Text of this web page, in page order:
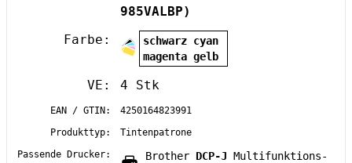
985VALBP)
Farbe:
schwarz cyan
magenta gelb
VE: 4 Stk
EAN / GTIN:
4250164823991
Produkttyp:
Tintenpatrone
Passende Drucker:
Brother DCP-J Multifunktions-